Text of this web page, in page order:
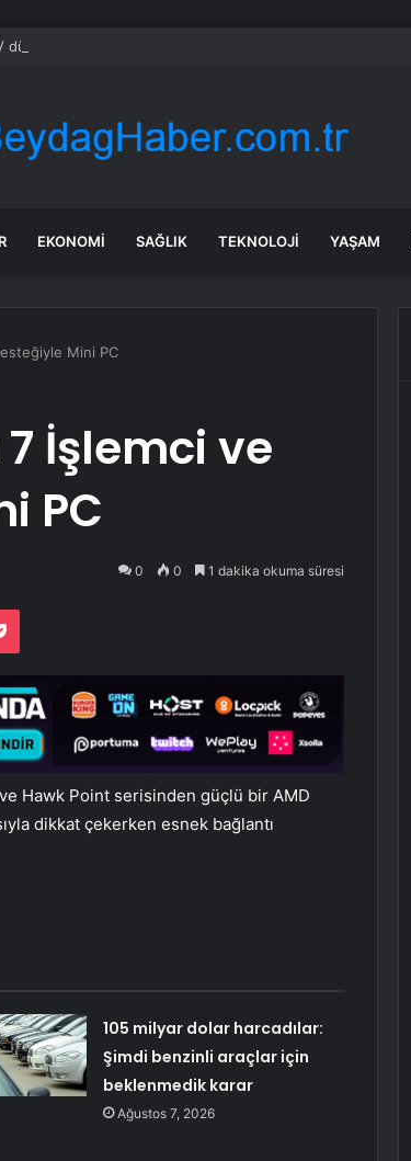
düzenlemesi: Vatandaşlar bayilere akın etti
EKONOMI SAĞLIK TEKNOLOJI YAŞAM
Mini PC
7 İşlemci ve
PC
0 0 1 dakika okuma süresi
Pocket
Hawk Point serisinden güçlü bir AMD
dikkat çekerken esnek bağlantı
105 milyar dolar harcadılar:
Şimdi benzinli araçlar için
beklenmedik karar
Ağustos 7, 2026